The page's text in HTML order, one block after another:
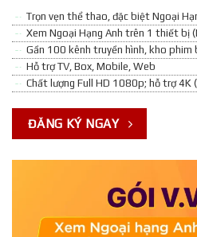
Trọn vẹn thể thao, đặc biệt Ngoại
Xem Ngoại Hạng Anh trên 1 thiết bị
Gần 100 kênh truyền hình, kho phim
Hỗ trợ TV, Box, Mobile, Web
Chất lượng Full HD 1080p; hỗ trợ 4K
ĐĂNG KÝ NGAY